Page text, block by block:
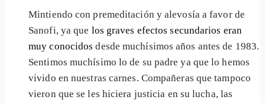
Mintiendo con premeditación y alevosía a favor de
Sanofi, ya que los graves efectos secundarios eran
muy conocidos desde muchísimos años antes de 1983.
Sentimos muchísimo lo de su padre ya que lo hemos
vivido en nuestras carnes. Compañeras que tampoco
vieron que se les hiciera justicia en su lucha, las